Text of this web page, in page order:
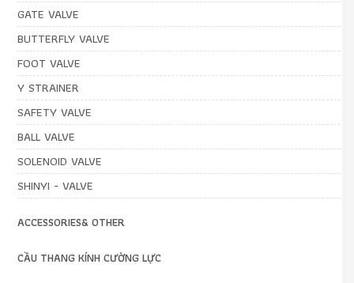
GATE VALVE
BUTTERFLY VALVE
FOOT VALVE
Y STRAINER
SAFETY VALVE
BALL VALVE
SOLENOID VALVE
SHINYI - VALVE
ACCESSORIES& OTHER
CẦU THANG KÍNH CƯỜNG LỰC